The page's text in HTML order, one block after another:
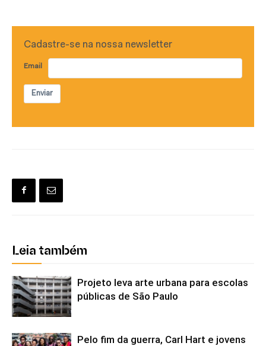
Cadastre-se na nossa newsletter
Email
Enviar
Leia também
Projeto leva arte urbana para escolas
públicas de São Paulo
Pelo fim da guerra, Carl Hart e jovens